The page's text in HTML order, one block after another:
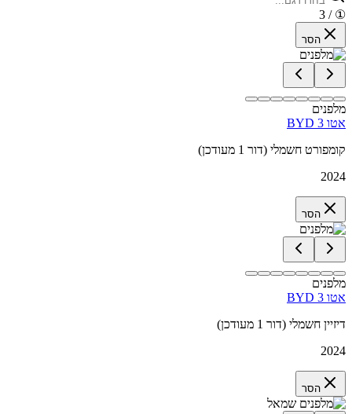
①
/ 3
הסר
מלפנים
BYD אטו 3
קומפורט חשמלי (דור 1 מעודכן)
2024
הסר
מלפנים
BYD אטו 3
דיזיין חשמלי (דור 1 מעודכן)
2024
הסר